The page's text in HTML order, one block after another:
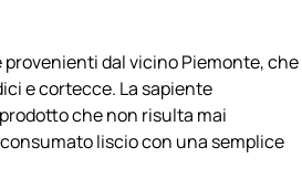
dal vicino Piemonte, che
e cortecce. La sapiente
che non risulta mai
liscio con una semplice